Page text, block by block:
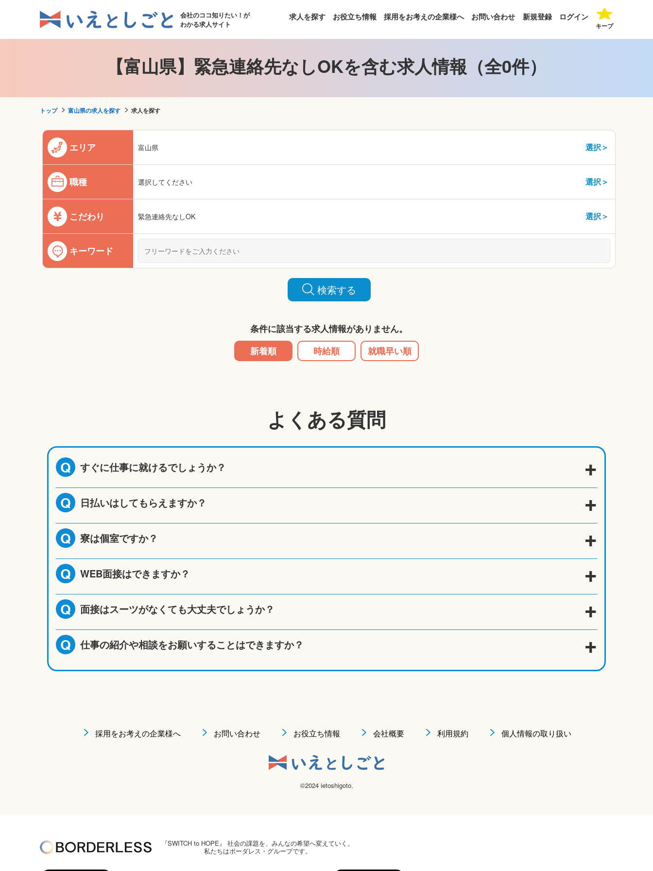
会社のココ知りたい！が
わかる求人サイト
求人を探す お役立ち情報 採用をお考えの企業様へ お問い合わせ 新規登録 ログイン
キープ
【富山県】緊急連絡先なしOKを含む求人情報（全0件）
トップ 富山県の求人を探す 求人を探す
エリア 富山県 選択＞
職種 選択してください 選択＞
こだわり 緊急連絡先なしOK 選択＞
キーワード
検索する
条件に該当する求人情報がありません。
新着順
時給順 就職早い順
よくある質問
Q すぐに仕事に就けるでしょうか？
Q 日払いはしてもらえますか？
Q 寮は個室ですか？
Q WEB面接はできますか？
Q 面接はスーツがなくても大丈夫でしょうか？
Q 仕事の紹介や相談をお願いすることはできますか？
採用をお考えの企業様へ お問い合わせ お役立ち情報 会社概要 利用規約 個人情報の取り扱い
©2024 ietoshigoto.
『SWITCH to HOPE』 社会の課題を、みんなの希望へ変えていく。
私たちはボーダレス・グループです。